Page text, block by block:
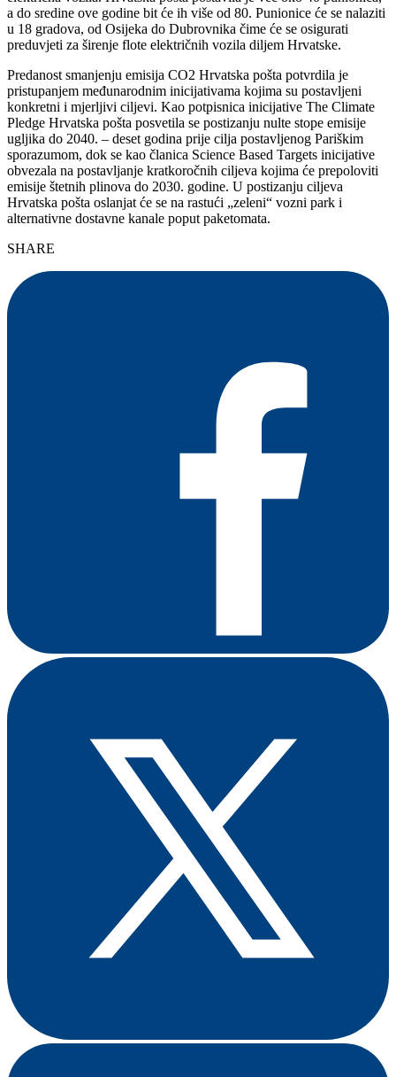
a do sredine ove godine bit će ih više od 80. Punionice će se nalaziti
u 18 gradova, od Osijeka do Dubrovnika čime će se osigurati
preduvjeti za širenje flote električnih vozila diljem Hrvatske.
Predanost smanjenju emisija CO2 Hrvatska pošta potvrdila je
pristupanjem međunarodnim inicijativama kojima su postavljeni
konkretni i mjerljivi ciljevi. Kao potpisnica inicijative The Climate
Pledge Hrvatska pošta posvetila se postizanju nulte stope emisije
ugljika do 2040. – deset godina prije cilja postavljenog Pariškim
sporazumom, dok se kao članica Science Based Targets inicijative
obvezala na postavljanje kratkoročnih ciljeva kojima će prepoloviti
emisije štetnih plinova do 2030. godine. U postizanju ciljeva
Hrvatska pošta oslanjat će se na rastući „zeleni“ vozni park i
alternativne dostavne kanale poput paketomata.
SHARE